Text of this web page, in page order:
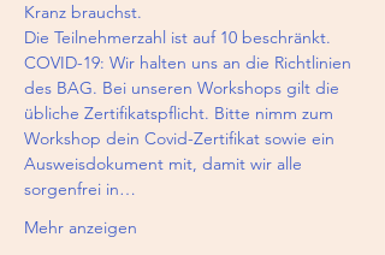
Kranz brauchst.
Die Teilnehmerzahl ist auf 10 beschränkt.
COVID-19: Wir halten uns an die Richtlinien
des BAG. Bei unseren Workshops gilt die
übliche Zertifikatspflicht. Bitte nimm zum
Workshop dein Covid-Zertifikat sowie ein
Ausweisdokument mit, damit wir alle
sorgenfrei in…
Mehr anzeigen